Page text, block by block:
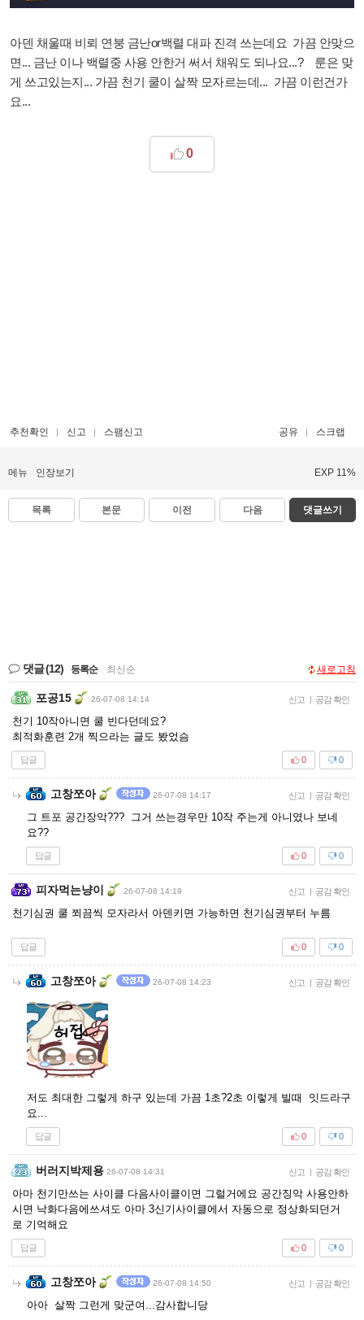
아덴 채울때 비뢰 연붕 금난or백렬 대파 진격 쓰는데요 가끔 안맞으
면... 금난 이나 백렬중 사용 안한거 써서 채워도 되나요...? 룬은 맞
게 쓰고있는지... 가끔 천기 쿨이 살짝 모자르는데... 가끔 이런건가
요...
0
추천확인 신고 스팸신고 공유 스크랩
메뉴 인장보기 EXP 11%
목록 본문 이전 다음 댓글쓰기
댓글(12) 등록순 최신순 새로고침
포공15 26-07-08 14:14 신고 | 공감 확인
천기 10작아니면 쿨 빈다던데요?
최적화훈련 2개 찍으라는 글도 봤었슴
답글 0
0
고창쪼아 26-07-08 14:17 신고 | 공감 확인
그 트포 공간장악??? 그거 쓰는경우만 10작 주는게 아니였나 보네
요??
답글 0
0
피자먹는냥이 26-07-08 14:19 신고 | 공감 확인
천기심권 쿨 쬐끔씩 모자라서 아덴키면 가능하면 천기심권부터 누름
답글 0
0
고창쪼아 26-07-08 14:23 신고 | 공감 확인
저도 최대한 그렇게 하구 있는데 가끔 1초?2초 이렇게 빌때 잇드라구
요...
답글 0
0
버러지박제용 26-07-08 14:31 신고 | 공감 확인
아마 천기만쓰는 사이클 다음사이클이면 그럴거에요 공간징악 사용안하
시면 낙화다음에쓰셔도 아마 3신기사이클에서 자동으로 정상화되던거
로 기억해요
답글 0
0
고창쪼아 26-07-08 14:50 신고 | 공감 확인
아아 살짝 그런게 맞군여...감사합니당